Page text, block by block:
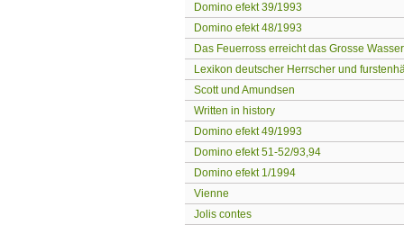
Domino efekt 39/1993
Domino efekt 48/1993
Das Feuerross erreicht das Grosse
Lexikon deutscher Herrscher und
Scott und Amundsen
Written in history
Domino efekt 49/1993
Domino efekt 51-52/93,94
Domino efekt 1/1994
Vienne
Jolis contes